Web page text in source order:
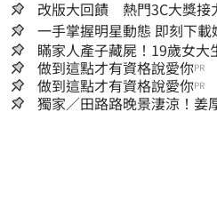
改版大回饋 熱門3C大獎接
一手掌握明星動
瞞家人產子藏屍！19歲女
「產檢紀錄全空白」
做到這點才有資格說愛你PR
做到這點才有資格說愛你PR
獨家／田路路晚景淒涼！